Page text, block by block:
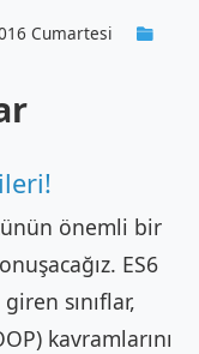
Cumartesi
önemli bir
ES6
sınıflar,
kavramlarını